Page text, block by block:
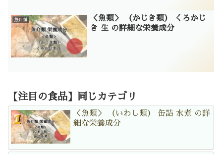
魚介類
＜魚類＞ （かじき類） くろかじ
き 生 の詳細な栄養成分
【注目の食品】同じカテゴリ
＜魚類＞ （いわし類） 缶詰 水煮 の詳
細な栄養成分